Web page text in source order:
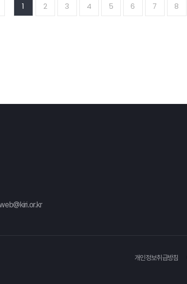
1 2 3 4 5 6 7 8
개인정보취급방침